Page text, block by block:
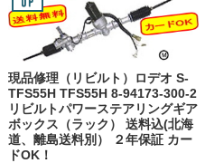
現品修理（リビルト）ロデオ S-
TFS55H TFS55H 8-94173-300-2
リビルトパワーステアリングギア
ボックス（ラック） 送料込(北海
道、離島送料別） ２年保証 カー
ドOK！